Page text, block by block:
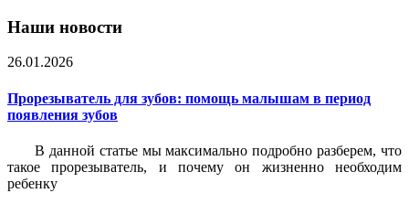
Наши новости
26.01.2026
Прорезыватель для зубов: помощь малышам в период
появления зубов
В данной статье мы максимально подробно разберем, что
такое прорезыватель, и почему он жизненно необходим
ребенку